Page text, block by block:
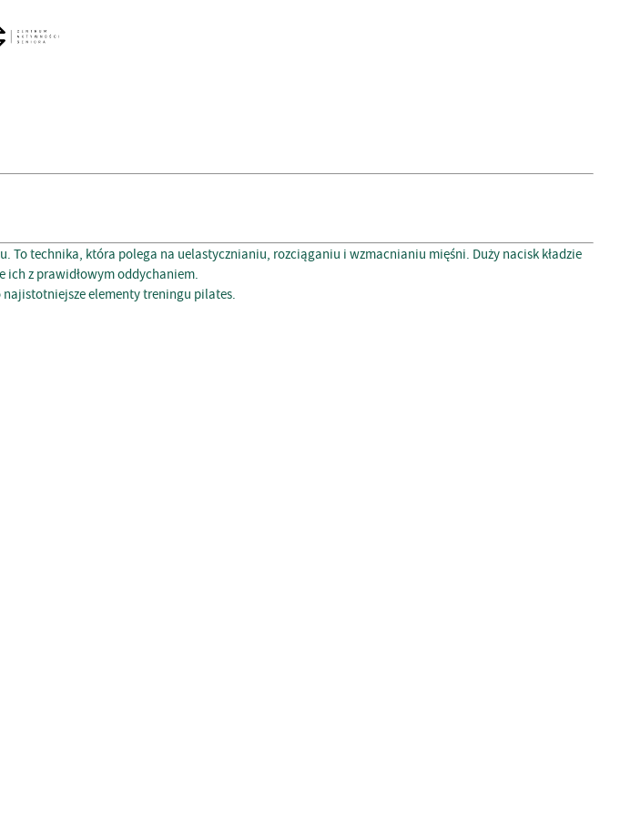
To technika, która polega na uelastycznianiu, rozciąganiu i wzmacnianiu mięśni. Duży nacisk kładzie
ich z prawidłowym oddychaniem.
elementy treningu pilates.